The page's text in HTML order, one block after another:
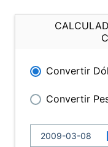
Convertir
Convertir